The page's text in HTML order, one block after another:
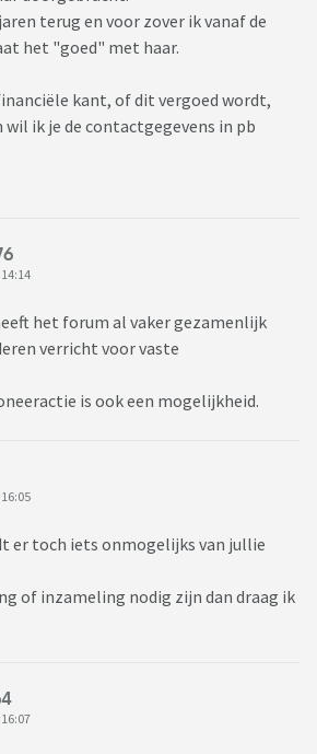
terug en voor zover ik vanaf de
het "goed" met haar.
kant, of dit vergoed wordt,
ik je de contactgegevens in pb
het forum al vaker gezamenlijk
verricht voor vaste
is ook een mogelijkheid.
er toch iets onmogelijks van jullie
of inzameling nodig zijn dan draag ik